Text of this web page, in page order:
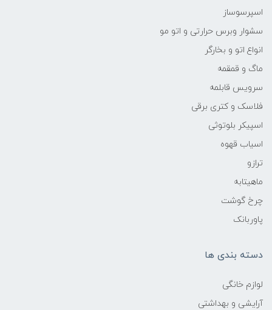
اسپرسوساز
سشوار وبرس حرارتی و اتو مو
انواع اتو و بخارگر
ماگ و قمقمه
سرویس قابلمه
فلاسک و کتری برقی
اسپیکر بلوتوثی
اسیاب قهوه
ترازو
ماهیتابه
چرخ گوشت
پاوربانک
دسته بندی ها
لوازم خانگی
آرایشی و بهداشتی